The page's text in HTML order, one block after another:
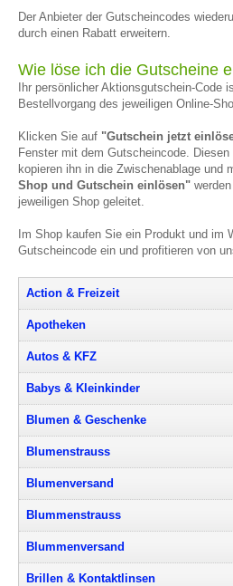
Der Anbieter der Gutscheincodes
durch einen Rabatt erweitern.
Wie löse ich die Gutscheine
Ihr persönlicher Aktionsgutschein-Code
Bestellvorgang des jeweiligen Online-
Klicken Sie auf "Gutschein jetzt
Fenster mit dem Gutscheincode.
kopieren ihn in die Zwischenablage und
Shop und Gutschein einlösen"
jeweiligen Shop geleitet.
Im Shop kaufen Sie ein Produkt und im
Gutscheincode ein und profitieren von
Action & Freizeit
Apotheken
Autos & KFZ
Babys & Kleinkinder
Blumen & Geschenke
Blumenstrauss
Blumenversand
Blummenstrauss
Blummenversand
Brillen & Kontaktlinsen